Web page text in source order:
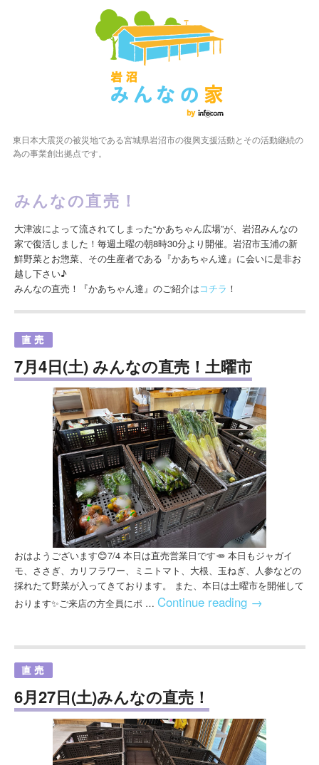
東日本大震災の被災地である宮城県岩沼市の復興支援活動とその活動継続の
為の事業創出拠点です。
みんなの直売！
大津波によって流されてしまった“かあちゃん広場”が、岩沼みんなの
家で復活しました！毎週土曜の朝8時30分より開催。岩沼市玉浦の新
鮮野菜とお惣菜、その生産者である『かあちゃん達』に会いに是非お
越し下さい♪
みんなの直売！『かあちゃん達』のご紹介はコチラ ！
7月4日(土) みんなの直売！土曜市
おはようございます😊7/4 本日は直売営業日です🥕 本日もジャガイ
モ、ささぎ、カリフラワー、ミニトマト、大根、玉ねぎ、人参などの
採れたて野菜が入ってきております。 また、本日は土曜市を開催して
おります✨ご来店の方全員にポ … Continue reading →
6月27日(土)みんなの直売！